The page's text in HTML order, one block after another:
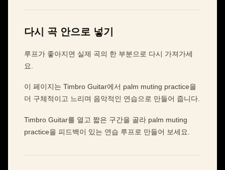
다시 곡 안으로 넣기
루프가 좋아지면 실제 곡의 한 부분으로 다시 가져가세
요.
이 페이지는 Timbro Guitar에서 palm muting practice을
더 구체적이고 느리며 음악적인 연습으로 만들어 줍니다.
Timbro Guitar를 열고 짧은 구간을 골라 palm muting
practice을 피드백이 있는 연습 루프로 만들어 보세요.